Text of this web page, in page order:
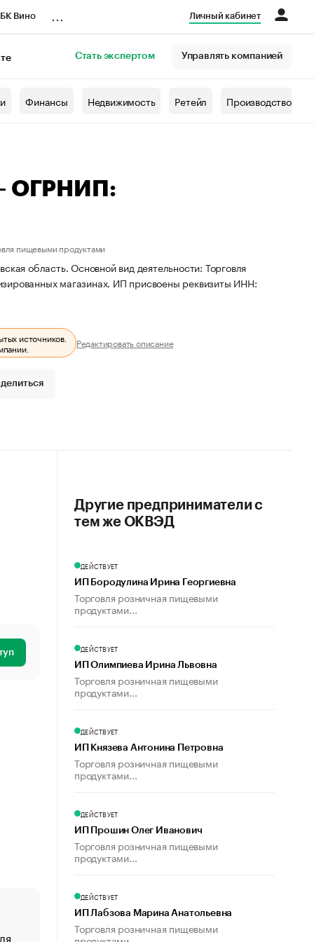
Вино Личный кабинет
Стать экспертом Управлять компанией
Финансы Недвижимость Ретейл Производство
ОГРНИП:
пищевыми продуктами
область. Основной вид деятельности: Торговля
магазинах. ИП присвоены реквизиты ИНН:
источников.
Редактировать описание
«От спорта тело стареет иначе». Как живет глава
Другие предприниматели с
тем же ОКВЭД
ДЕЙСТВУЕТ
ИП Бородулина Ирина Георгиевна
Торговля розничная пищевыми
продуктами...
ДЕЙСТВУЕТ
ИП Олимпиева Ирина Львовна
Торговля розничная пищевыми
продуктами...
ДЕЙСТВУЕТ
ИП Князева Антонина Петровна
Торговля розничная пищевыми
продуктами...
ДЕЙСТВУЕТ
ИП Прошин Олег Иванович
Торговля розничная пищевыми
продуктами...
ДЕЙСТВУЕТ
ИП Лабзова Марина Анатольевна
Торговля розничная пищевыми